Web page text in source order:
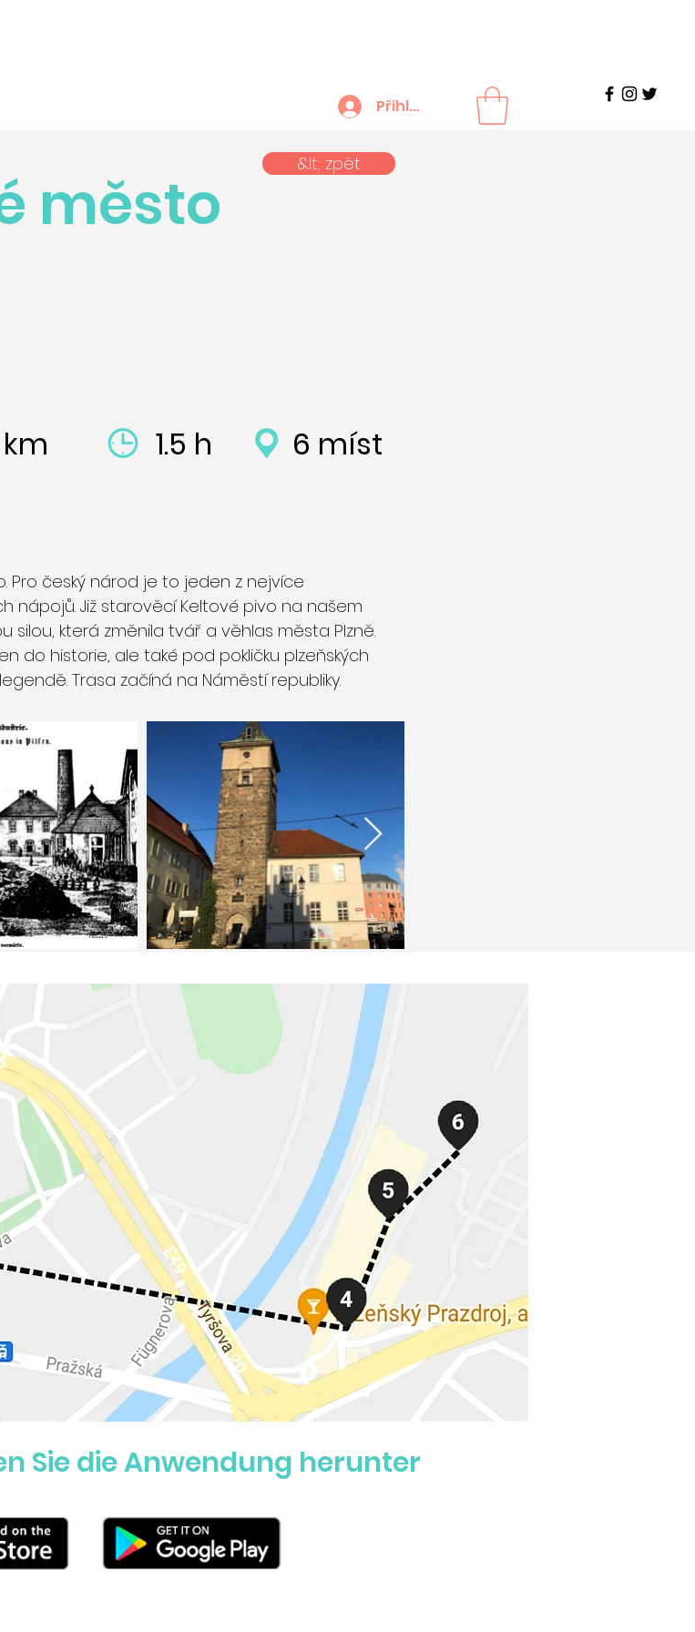
Přihlášení
město
&lt; zpět
1.5 h 6 míst
Pro český národ je to jeden z nejvíce
nápojů. Již starověcí Keltové pivo na našem
silou, která změnila tvář a věhlas města Plzně.
do historie, ale také pod pokličku plzeňských
Trasa začíná na Náměstí republiky.
Sie die Anwendung herunter